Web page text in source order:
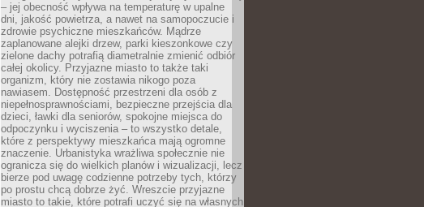
– jej obecność wpływa na temperaturę w upalne
dni, jakość powietrza, a nawet na samopoczucie i
zdrowie psychiczne mieszkańców. Mądrze
zaplanowane alejki drzew, parki kieszonkowe czy
zielone dachy potrafią diametralnie zmienić odbiór
całej okolicy. Przyjazne miasto to także taki
organizm, który nie zostawia nikogo poza
nawiasem. Dostępność przestrzeni dla osób z
niepełnosprawnościami, bezpieczne przejścia dla
dzieci, ławki dla seniorów, spokojne miejsca do
odpoczynku i wyciszenia – to wszystko detale,
które z perspektywy mieszkańca mają ogromne
znaczenie. Urbanistyka wrażliwa społecznie nie
ogranicza się do wielkich planów i wizualizacji, lecz
bierze pod uwagę codzienne potrzeby tych, którzy
po prostu chcą dobrze żyć. Wreszcie przyjazne
miasto to takie, które potrafi uczyć się na własnych